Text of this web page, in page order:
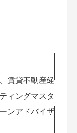
賃貸不動産経
ィングマスタ
ンアドバイザ